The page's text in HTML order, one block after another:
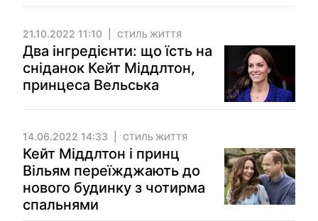
21.10.2022 11:10 СТИЛЬ ЖИТТЯ
Два інгредієнти: що їсть на
сніданок Кейт Міддлтон,
принцеса Вельська
14.06.2022 14:33 СТИЛЬ ЖИТТЯ
Кейт Міддлтон і принц
Вільям переїжджають до
нового будинку з чотирма
спальнями